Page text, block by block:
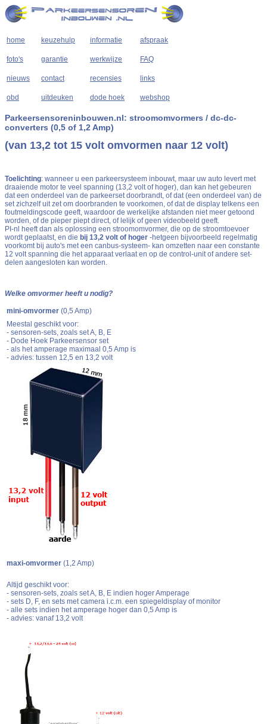
home keuzehulp informatie afspraak
foto's garantie werkwijze FAQ
nieuws contact recensies links
obd uitdeuken dode hoek webshop
Parkeersensoreninbouwen.nl: stroomomvormers / dc-dc-
converters (0,5 of 1,2 Amp)
(van 13,2 tot 15 volt omvormen naar 12 volt)
Toelichting: wanneer u een parkeersysteem inbouwt, maar uw auto levert met
draaiende motor te veel spanning (13,2 volt of hoger), dan kan het gebeuren
dat een onderdeel van de parkeerset doorbrandt, of dat (een onderdeel van) de
set zichzelf uit zet om doorbranden te voorkomen, of dat de display telkens een
foutmeldingscode geeft, waardoor de werkelijke afstanden niet meer getoond
worden, of de pieper piept direct, of lelijk of geen videobeeld geeft.
PI-nl heeft dan als oplossing een stroomomvormer, die op de stroomtoevoer
wordt geplaatst, en die bij 13,2 volt of hoger -hetgeen bijvoorbeeld regelmatig
voorkomt bij auto's met een canbus-systeem- kan omzetten naar een constante
12 volt spanning die het apparaat verlaat en op de control-unit of andere set-
delen aangesloten kan worden.
Welke omvormer heeft u nodig?
mini-omvormer (0,5 Amp)
Meestal geschikt voor:
- sensoren-sets, zoals set A, B, E
- Dode Hoek Parkeersensor set
- als het amperage maximaal 0,5 Amp is
- advies: tussen 12,5 en 13,2 volt
maxi-omvormer (1,2 Amp)
Altijd geschikt voor:
- sensoren-sets, zoals set A, B, E indien hoger Amperage
- sets D, F, en sets met camera i.c.m. een spiegeldisplay of monitor
- alle sets indien het amperage hoger dan 0,5 Amp is
- advies: vanaf 13,2 volt